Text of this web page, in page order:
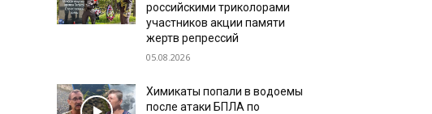
российскими триколорами
участников акции памяти
жертв репрессий
05.08.2026
Химикаты попали в водоемы
после атаки БПЛА по